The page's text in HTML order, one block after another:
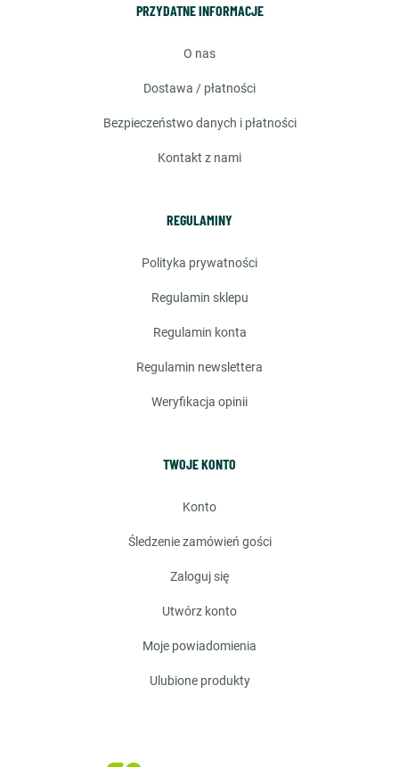
PRZYDATNE INFORMACJE
o nas
dostawa / płatności
bezpieczeństwo danych i płatności
kontakt z nami
REGULAMINY
polityka prywatności
regulamin sklepu
regulamin konta
regulamin newslettera
weryfikacja opinii
TWOJE KONTO
konto
śledzenie zamówień gości
zaloguj się
utwórz konto
moje powiadomienia
ulubione produkty